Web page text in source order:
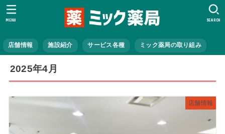
店舗情報 施設紹介 サービス各種 ミック薬局の取り組み
SEARCH
MENU
2025年4月
店舗情報